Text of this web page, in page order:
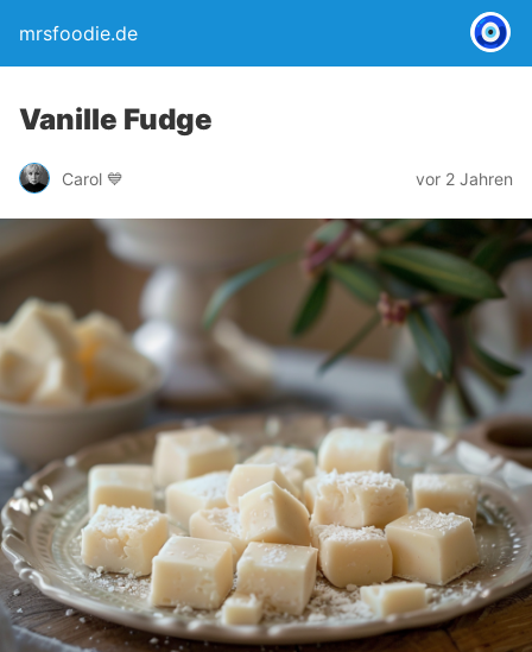
mrsfoodie.de
Vanille Fudge
Carol 💙 vor 2 Jahren